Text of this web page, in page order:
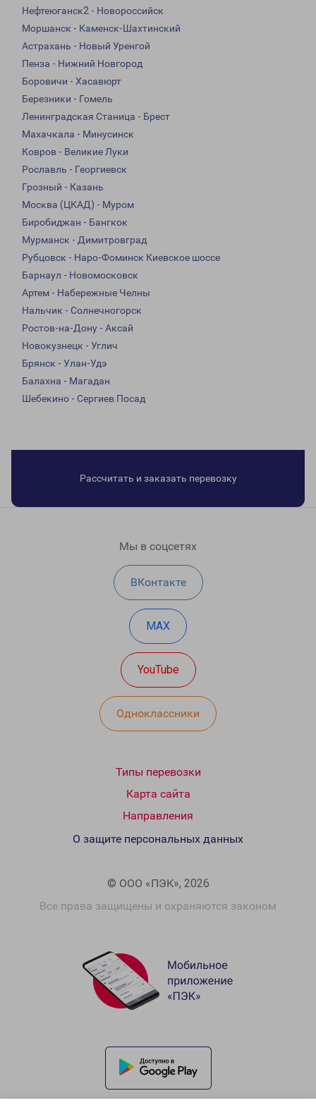
Нефтеюганск2 - Новороссийск
Моршанск - Каменск-Шахтинский
Астрахань - Новый Уренгой
Пенза - Нижний Новгород
Боровичи - Хасавюрт
Березники - Гомель
Ленинградская Станица - Брест
Махачкала - Минусинск
Ковров - Великие Луки
Рославль - Георгиевск
Грозный - Казань
Москва (ЦКАД) - Муром
Биробиджан - Бангкок
Мурманск - Димитровград
Рубцовск - Наро-Фоминск Киевское шоссе
Барнаул - Новомосковск
Артем - Набережные Челны
Нальчик - Солнечногорск
Ростов-на-Дону - Аксай
Новокузнецк - Углич
Брянск - Улан-Удэ
Балахна - Магадан
Шебекино - Сергиев Посад
Рассчитать и заказать перевозку
Мы в соцсетях
ВКонтакте
MAX
YouTube
Одноклассники
Типы перевозки
Карта сайта
Направления
© ООО «ПЭК», 2026
Все права защищены и охраняются законом
О защите персональных данных